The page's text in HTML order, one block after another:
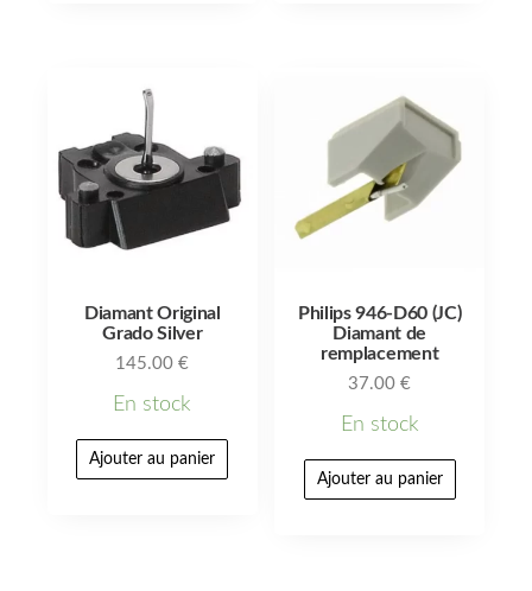
Diamant Original
Grado Silver
145.00€
En stock
Ajouter au panier
Philips 946-D60 (JC)
Diamant de
remplacement
37.00€
En stock
Ajouter au panier